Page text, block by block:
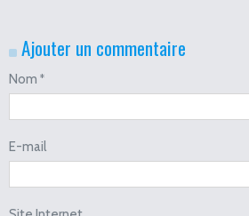
Ajouter un commentaire
Nom
E-mail